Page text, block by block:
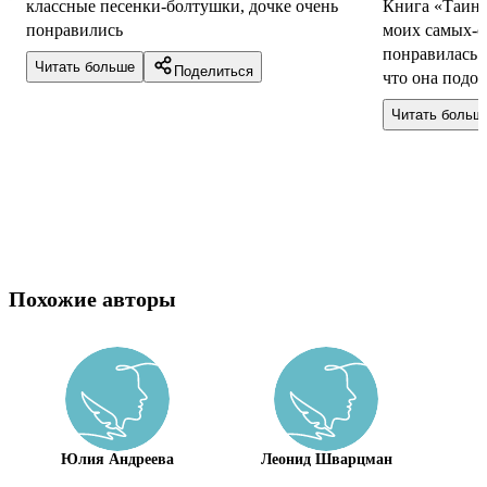
классные песенки-болтушки, дочке очень
понравились
Читать больше Поделиться
Книга
моих самых-
понравилась
что она
ее также
Читать
Похожие авторы
Юлия Андреева Леонид Шварцман